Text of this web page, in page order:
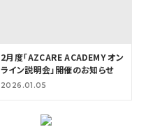
2月度「AZCARE ACADEMY オン
ライン説明会」開催のお知らせ
2026.01.05